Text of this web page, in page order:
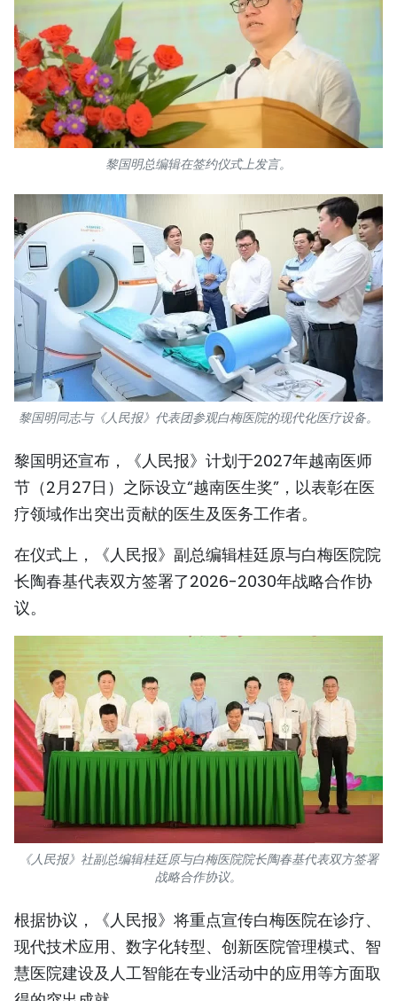
黎国明总编辑在签约仪式上发言。
黎国明同志与《人民报》代表团参观白梅医院的现代化医疗设备。
黎国明还宣布，《人民报》计划于2027年越南医师
节（2月27日）之际设立“越南医生奖”，以表彰在医
疗领域作出突出贡献的医生及医务工作者。
在仪式上，《人民报》副总编辑桂廷原与白梅医院院
长陶春基代表双方签署了2026-2030年战略合作协
议。
《人民报》社副总编辑桂廷原与白梅医院院长陶春基代表双方签署
战略合作协议。
根据协议，《人民报》将重点宣传白梅医院在诊疗、
现代技术应用、数字化转型、创新医院管理模式、智
慧医院建设及人工智能在专业活动中的应用等方面取